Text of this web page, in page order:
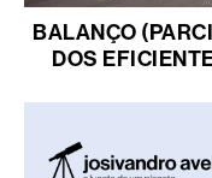
BALANÇO
DOS